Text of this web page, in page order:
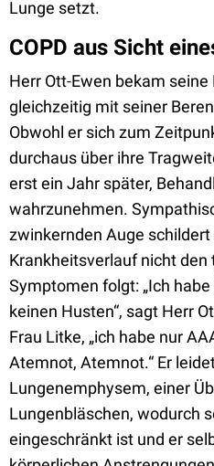
Lunge setzt.
COPD aus Sicht
Herr Ott-Ewen bekam
gleichzeitig mit seiner
Obwohl er sich zum
durchaus über ihre
erst ein Jahr später,
wahrzunehmen.
zwinkernden Auge schildert
Krankheitsverlauf nicht den
Symptomen folgt: „Ich
keinen Husten“, sagt Herr
Frau Litke, „ich habe nur
Atemnot, Atemnot.“ Er
Lungenemphysem, einer
Lungenbläschen, wodurch
eingeschränkt ist und er